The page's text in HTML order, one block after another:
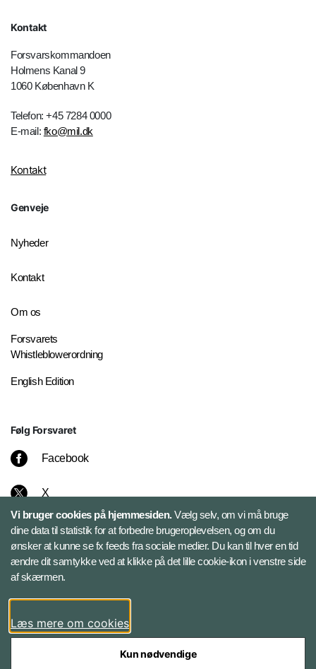
Kontakt
Forsvarskommandoen
Holmens Kanal 9
1060 København K
Telefon: +45 7284 0000
E-mail: fko@mil.dk
Kontakt
Genveje
Nyheder
Kontakt
Om os
Forsvarets
Whistleblowerordning
English Edition
Følg Forsvaret
Facebook
X
Instagram
Bluesky
LinkedIn
Vi bruger cookies på hjemmesiden.Vælg selv, om vi må bruge
dine data til statistik for at forbedre brugeroplevelsen, og om du
ønsker at kunne se fx feeds fra sociale medier. Du kan til hver en tid
ændre dit samtykke ved at klikke på det lille cookie-ikon i venstre side
af skærmen.
Læs mere om cookies
Kun nødvendige